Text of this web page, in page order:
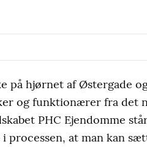
på hjørnet af Østergade
og funktionærer fra det
PHC Ejendomme
processen, at man kan